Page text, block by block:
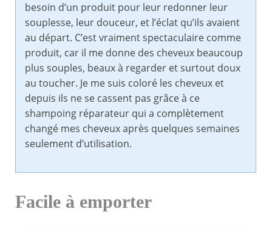
besoin d’un produit pour leur redonner leur
souplesse, leur douceur, et l’éclat qu’ils avaient
au départ. C’est vraiment spectaculaire comme
produit, car il me donne des cheveux beaucoup
plus souples, beaux à regarder et surtout doux
au toucher. Je me suis coloré les cheveux et
depuis ils ne se cassent pas grâce à ce
shampoing réparateur qui a complètement
changé mes cheveux après quelques semaines
seulement d’utilisation.
Facile à emporter